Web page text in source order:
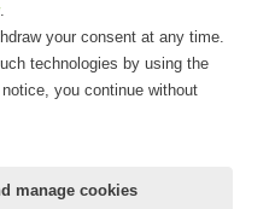
.
your consent at any time.
technologies by using the
you continue without
manage cookies